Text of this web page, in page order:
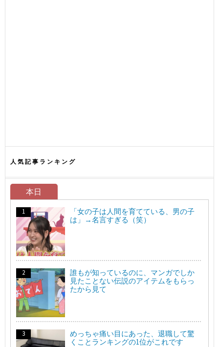
人気記事ランキング
本日
「女の子は人間を育てている、男の子
は」→名言すぎる（笑）
誰もが知っているのに、マンガでしか
見たことない伝説のアイテムをもらっ
たから見て
めっちゃ痛い目にあった、退職して驚
くことランキングの1位がこれです